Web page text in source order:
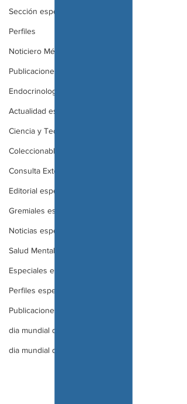
Sección especial
Perfiles
Noticiero Médico 2020
Publicaciones
Endocrinología
Actualidad especial
Ciencia y Tecnología especial
Coleccionable especial
Consulta Externa especial
Editorial especial
Gremiales especial
Noticias especial
Salud Mental especial
Especiales especial
Perfiles especial
Publicaciones especial
dia mundial de la diabetes
dia mundial de la hipertension